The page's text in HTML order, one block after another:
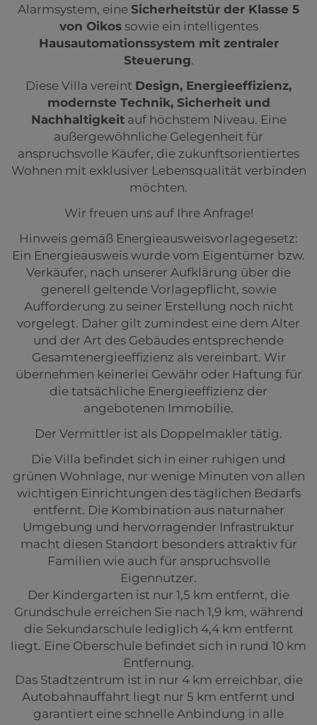
Alarmsystem, eine Sicherheitstür der Klasse 5
von Oikossowie ein intelligentes
Hausautomationssystem mit zentraler
Steuerung.
Diese Villa vereint Design, Energieeffizienz,
modernste Technik, Sicherheit und
Nachhaltigkeitauf höchstem Niveau. Eine
außergewöhnliche Gelegenheit für
anspruchsvolle Käufer, die zukunftsorientiertes
Wohnen mit exklusiver Lebensqualität verbinden
möchten.
Wir freuen uns auf Ihre Anfrage!
Hinweis gemäß Energieausweisvorlagegesetz:
Ein Energieausweis wurde vom Eigentümer bzw.
Verkäufer, nach unserer Aufklärung über die
generell geltende Vorlagepflicht, sowie
Aufforderung zu seiner Erstellung noch nicht
vorgelegt. Daher gilt zumindest eine dem Alter
und der Art des Gebäudes entsprechende
Gesamtenergieeffizienz als vereinbart. Wir
übernehmen keinerlei Gewähr oder Haftung für
die tatsächliche Energieeffizienz der
angebotenen Immobilie.
Der Vermittler ist als Doppelmakler tätig.
Die Villa befindet sich in einer ruhigen und
grünen Wohnlage, nur wenige Minuten von allen
wichtigen Einrichtungen des täglichen Bedarfs
entfernt. Die Kombination aus naturnaher
Umgebung und hervorragender Infrastruktur
macht diesen Standort besonders attraktiv für
Familien wie auch für anspruchsvolle
Eigennutzer.
Der Kindergarten ist nur 1,5 km entfernt, die
Grundschule erreichen Sie nach 1,9 km, während
die Sekundarschule lediglich 4,4 km entfernt
liegt. Eine Oberschule befindet sich in rund 10 km
Entfernung.
Das Stadtzentrum ist in nur 4 km erreichbar, die
Autobahnauffahrt liegt nur 5 km entfernt und
garantiert eine schnelle Anbindung in alle